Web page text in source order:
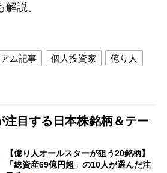
説。
ム記事 個人投資家
億り人
注目する日本株銘柄＆テー
【億り人オールスターが狙う20銘柄】
「総資産69億円超」の10人が選んだ注